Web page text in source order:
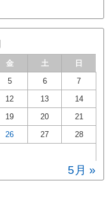
金 土
日
5 6
7
12 13
14
19 20
21
26 27
28
5月 »